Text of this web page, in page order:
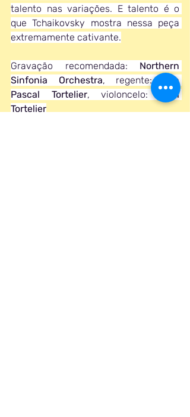
talento nas variações. E talento é o
que Tchaikovsky mostra nessa peça
extremamente cativante.
Gravação recomendada: Northern
Sinfonia Orchestra, regente:
Yan
Pascal Tortelier, violoncelo:
Paul
Tortelier